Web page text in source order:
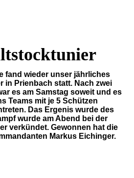
fand wieder unser jährliches
in Prienbach statt. Nach zwei
es am Samstag soweit und es
Teams mit je 5 Schützen
Das Ergenis wurde des
wurde am Abend bei der
verkündet. Gewonnen hat die
Markus Eichinger.